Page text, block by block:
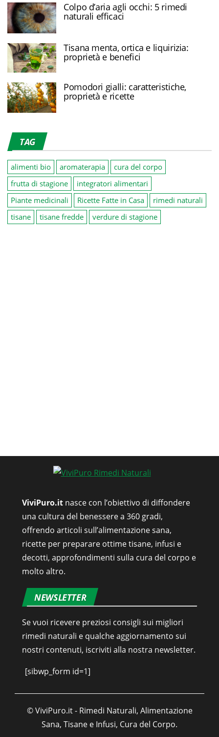
Colpo d’aria agli occhi: 5 rimedi
naturali efficaci
Tisana menta, ortica e liquirizia:
proprietà e benefici
Pomodori gialli: caratteristiche,
proprietà e ricette
TAG
alimenti bio aromaterapia
cura del corpo
frutta di stagione
integratori alimentari
Piante medicinali
Ricette Fatte in Casa
rimedi naturali
tisane
tisane fredde verdure di stagione
ViviPuro.it nasce con l’obiettivo di diffondere
una cultura del benessere a 360 gradi,
offrendo articoli sull’alimentazione sana,
ricette per preparare ottime tisane, infusi e
decotti, approfondimenti sulla cura del corpo e
molto altro.
NEWSLETTER
Se vuoi ricevere preziosi consigli sui migliori
rimedi naturali e qualche aggiornamento sui
nostri contenuti, iscriviti alla nostra newsletter.
[sibwp_form id=1]
© ViviPuro.it - Rimedi Naturali, Alimentazione
Sana, Tisane e Infusi, Cura del Corpo.